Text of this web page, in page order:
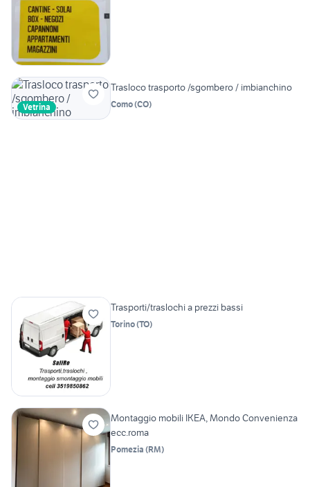
Vetrina
Trasloco trasporto /sgombero / imbianchino
Como(CO)
Trasporti/traslochi a prezzi bassi
Torino(TO)
Montaggio mobili IKEA, Mondo Convenienza
ecc.roma
Pomezia (RM)